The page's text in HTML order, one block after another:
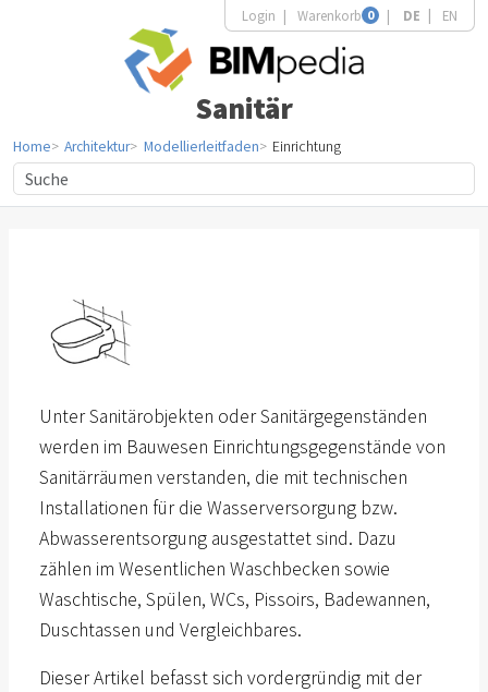
Login Warenkorb 0 DE EN
Sanitär
Home Architektur Modellierleitfaden Einrichtung
Unter Sanitärobjekten oder Sanitärgegenständen
werden im Bauwesen Einrichtungsgegenstände von
Sanitärräumen verstanden, die mit technischen
Installationen für die Wasserversorgung bzw.
Abwasserentsorgung ausgestattet sind. Dazu
zählen im Wesentlichen Waschbecken sowie
Waschtische, Spülen, WCs, Pissoirs, Badewannen,
Duschtassen und Vergleichbares.
Dieser Artikel befasst sich vordergründig mit der